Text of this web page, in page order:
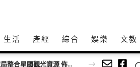
生活 產經 綜合 娛樂 文教
中台灣觀光推廣獲新加坡業者熱烈迴響！ 中市觀旅局整合星國觀光資源 佈局區域旅遊商機